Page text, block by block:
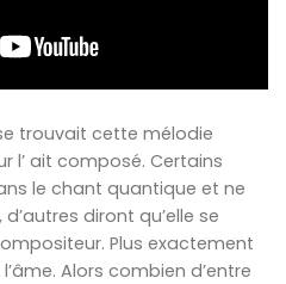
trouvait cette mélodie
l’ ait composé. Certains
le chant quantique et ne
diront qu’elle se
Plus exactement
Alors combien d’entre